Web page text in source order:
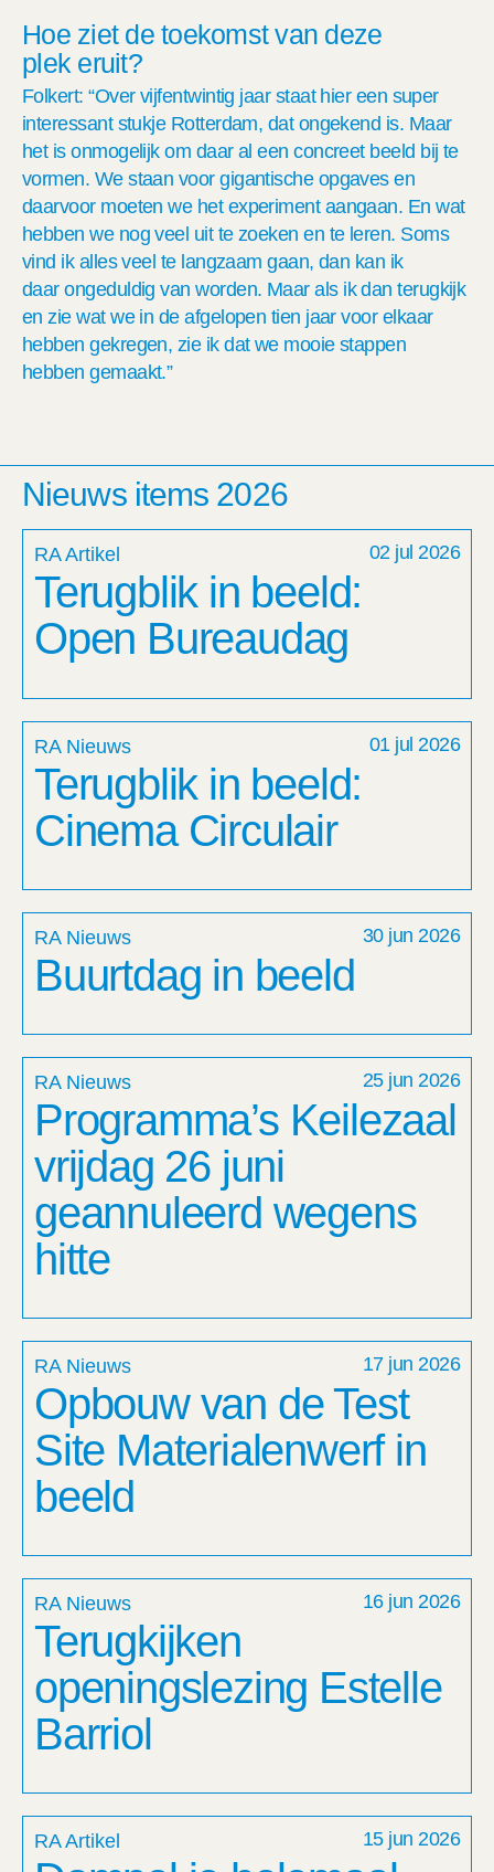
Hoe ziet de toekomst van deze
plek eruit?
Folkert:“Over vijfentwintig jaarstaat hier een super
interessant stukje Rotterdam, dat ongekend is. Maar
het is onmogelijk om daar al een concreet beeld bij te
vormen. We staan voor gigantische opgaves en
daarvoor moeten we het experiment aangaan. En wat
hebben we nog veel uit te zoeken en te leren. Soms
vind ik alles veel te langzaam gaan, dan kan ik
daarongeduldig van worden. Maar als ik dan terugkijk
en zie wat we in de afgelopen tien jaar voor elkaar
hebben gekregen, zie ik dat we mooie stappen
hebben gemaakt.”
Nieuws items 2026
RA Artikel 02 jul 2026
Terugblik in beeld:
Open Bureaudag
RA Nieuws 01 jul 2026
Terugblik in beeld:
Cinema Circulair
RA Nieuws 30 jun 2026
Buurtdag in beeld
RA Nieuws 25 jun 2026
Programma’s Keilezaal
vrijdag 26 juni
geannuleerd wegens
hitte
RA Nieuws 17 jun 2026
Opbouw van de Test
Site Materialenwerf in
beeld
RA Nieuws 16 jun 2026
Terugkijken
openingslezing Estelle
Barriol
RA Artikel 15 jun 2026